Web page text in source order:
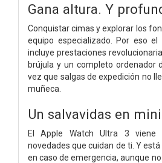
Gana altura. Y
Conquistar cimas y explorar los
equipo especializado. Por eso
incluye prestaciones
brújula y un completo ordenador
vez que salgas de expedición no
muñeca.
Un salvavidas en
El Apple Watch Ultra 3 viene
novedades que cuidan de ti. Y
en caso de emergencia, aunque